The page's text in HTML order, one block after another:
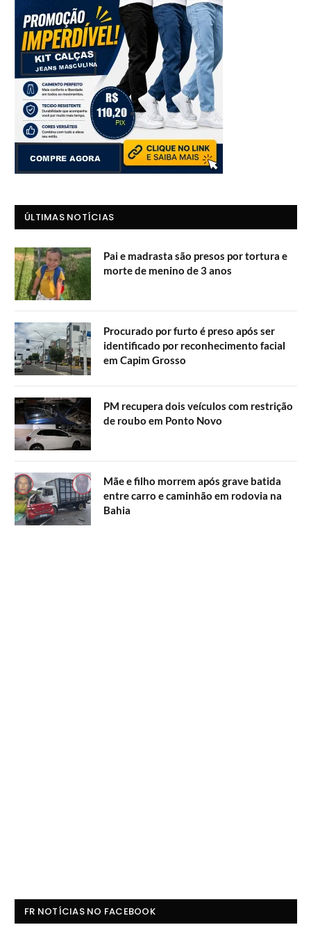
ÚLTIMAS NOTÍCIAS
Pai e madrasta são presos por tortura e
morte de menino de 3 anos
Procurado por furto é preso após ser
identificado por reconhecimento facial
em Capim Grosso
PM recupera dois veículos com restrição
de roubo em Ponto Novo
Mãe e filho morrem após grave batida
entre carro e caminhão em rodovia na
Bahia
FR NOTÍCIAS NO FACEBOOK